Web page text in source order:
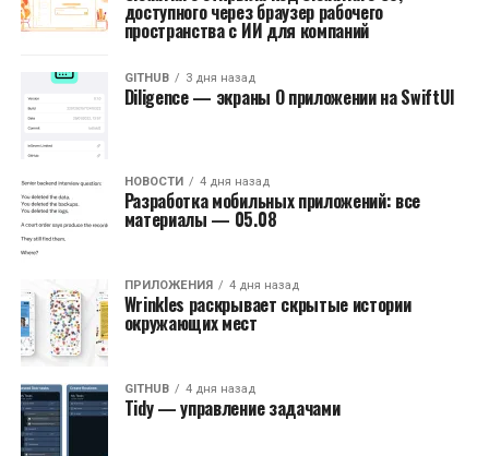
доступного через браузер рабочего
пространства с ИИ для компаний
GITHUB 3 дня назад
Diligence — экраны О приложении на SwiftUI
НОВОСТИ 4 дня назад
Разработка мобильных приложений: все
материалы — 05.08
ПРИЛОЖЕНИЯ 4 дня назад
Wrinkles раскрывает скрытые истории
окружающих мест
GITHUB 4 дня назад
Tidy — управление задачами